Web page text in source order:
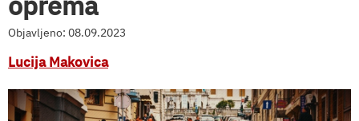
Objavljeno: 08.09.2023
Lucija Makovica